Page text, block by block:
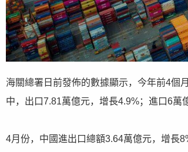
海關總署日前發佈的數據顯示，今年前4個
中，出口7.81萬億元，增長4.9%；進口6萬
4月份，中國進出口總額3.64萬億元，增長